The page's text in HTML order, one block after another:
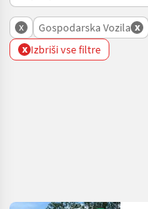
x Gospodarska Vozila x
x Izbriši vse filtre